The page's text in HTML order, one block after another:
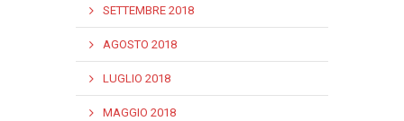
SETTEMBRE 2018
AGOSTO 2018
LUGLIO 2018
MAGGIO 2018